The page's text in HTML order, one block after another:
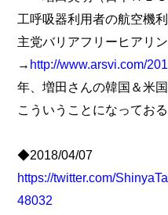
工呼吸器利用者の航空機
主党バリアフリーヒアリ
→ http://www.arsvi.com/
年、増田さんの韓国＆米
こういうことになってお
◆2018/04/07
https://twitter.com/
48032